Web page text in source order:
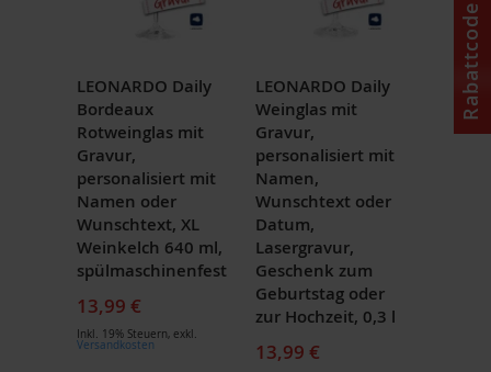
LEONARDO Daily
Bordeaux
Rotweinglas mit
Gravur,
personalisiert mit
Namen oder
Wunschtext, XL
Weinkelch 640 ml,
spülmaschinenfest
13,99 €
Inkl. 19% Steuern, exkl.
Versandkosten
LEONARDO Daily
Weinglas mit
Gravur,
personalisiert mit
Namen,
Wunschtext oder
Datum,
Lasergravur,
Geschenk zum
Geburtstag oder
zur Hochzeit, 0,3 l
13,99 €
Rabattcode